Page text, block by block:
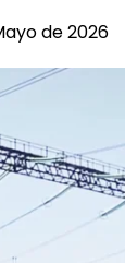
de 2026